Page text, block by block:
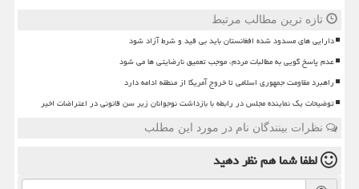
تازه ترین مطالب مرتبط
دارایی های مسدود شده افغانستان باید بی قید و شرط آزاد شود
عدم پاسخ گویی به مطالبات مردم، موجب تعمیق نارضایتی ها می شود
راهبرد مقاومت جمهوری اسلامی تا خروج آمریکا از منطقه ادامه دارد
توضیحات یک نماینده مجلس در رابطه با بازداشت نوجوانان زیر سن قانونی در اعتراضات اخیر
نظرات بینندگان نام در مورد این مطلب
لطفا شما همنظر دهید